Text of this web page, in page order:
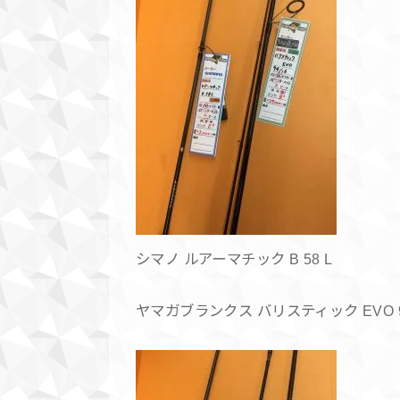
シマノ ルアーマチック B 58 L
ヤマガブランクス バリスティック EVO